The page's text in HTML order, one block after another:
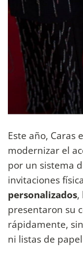
Este año, Caras
modernizar el
por un sistema
invitaciones
personalizados,
presentaron su
rápidamente,
ni listas de